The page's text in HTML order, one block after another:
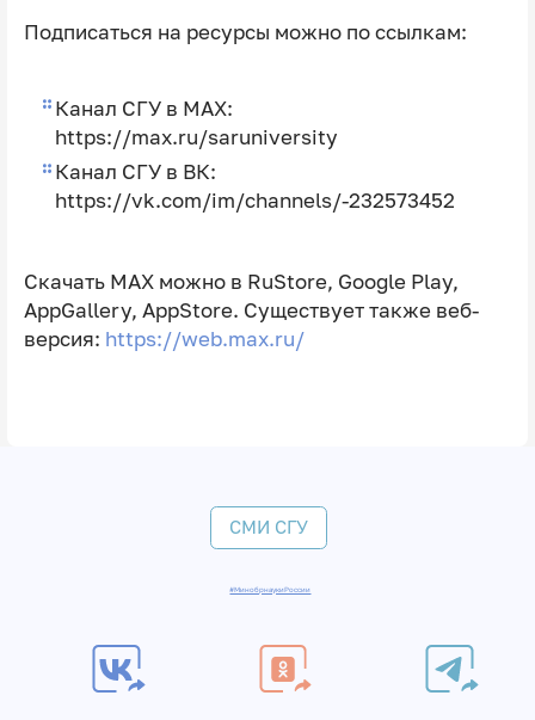
Подписаться на ресурсы можно по ссылкам:
Канал СГУ в MAX:
https://max.ru/saruniversity
Канал СГУ в ВК:
https://vk.com/im/channels/-232573452
Скачать MAX можно в RuStore, Google Play,
AppGallery, AppStore. Существует также веб-
версия: https://web.max.ru/
СМИ СГУ
#МинобрнаукиРоссии